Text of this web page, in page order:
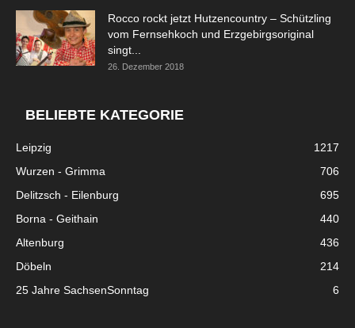
Rocco rockt jetzt Hutzencountry – Schützling
vom Fernsehkoch und Erzgebirgsoriginal
singt...
26. Dezember 2018
BELIEBTE KATEGORIE
Leipzig
1217
Wurzen - Grimma
706
Delitzsch - Eilenburg
695
Borna - Geithain
440
Altenburg
436
Döbeln
214
25 Jahre SachsenSonntag
6